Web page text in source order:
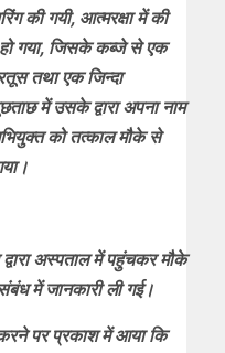
की गयी, आत्मरक्षा में की
हो गया, जिसके कब्जे से एक
तथा एक जिन्दा
में उसके द्वारा अपना नाम
को तत्काल मौके से
अस्पताल में पहुंचकर मौके
में जानकारी ली गई।
पर प्रकाश में आया कि